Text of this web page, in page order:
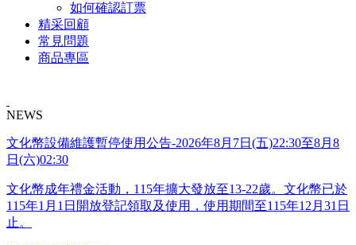
如何確認訂票
精采回顧
常見問題
商品專區
NEWS
文化幣設備維護暫停使用公告-2026年8月7日(五)22:30至8月8
日(六)02:30
文化幣成年禮金活動，115年擴大發放至13-22歲。文化幣已於
115年1月1日開放登記領取及使用，使用期間至115年12月31日
止。